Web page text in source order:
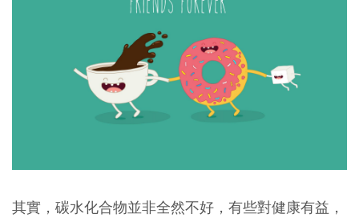
其實，碳水化合物並非全然不好，有些對健康有益，